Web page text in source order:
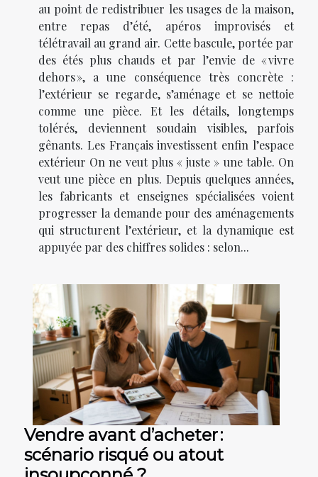
au point de redistribuer les usages de la maison,
entre repas d’été, apéros improvisés et
télétravail au grand air. Cette bascule, portée par
des étés plus chauds et par l’envie de « vivre
dehors », a une conséquence très concrète :
l’extérieur se regarde, s’aménage et se nettoie
comme une pièce. Et les détails, longtemps
tolérés, deviennent soudain visibles, parfois
gênants. Les Français investissent enfin l’espace
extérieur On ne veut plus « juste » une table. On
veut une pièce en plus. Depuis quelques années,
les fabricants et enseignes spécialisées voient
progresser la demande pour des aménagements
qui structurent l’extérieur, et la dynamique est
appuyée par des chiffres solides : selon...
Vendre avant d’acheter :
scénario risqué ou atout